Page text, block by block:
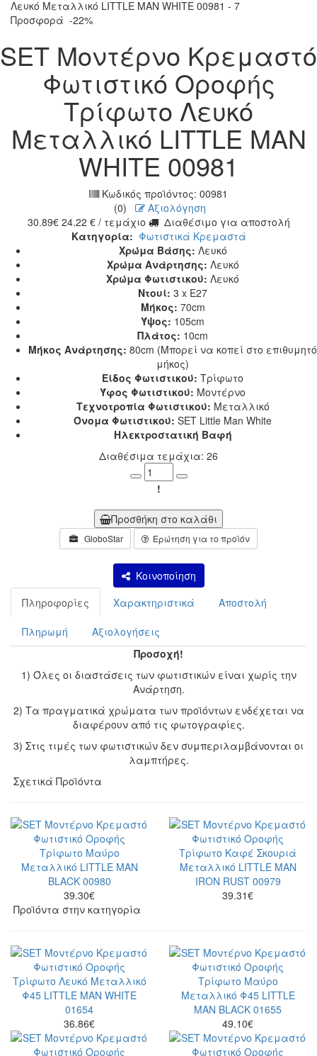
Προσφορά -22%
SET Μοντέρνο Κρεμαστό
Φωτιστικό Οροφής
Τρίφωτο Λευκό
Μεταλλικό LITTLE MAN
WHITE 00981
Κωδικός προϊόντος: 00981
(0)
Αξιολόγηση
30.89€ 24.22 € / τεμάχιο
Διαθέσιμο για αποστολή
Κατηγορία: Φωτιστικά Κρεμαστά
Χρώμα Βάσης: Λευκό
Χρώμα Ανάρτησης: Λευκό
Χρώμα Φωτιστικού: Λευκό
Ντουί: 3 x E27
Μήκος: 70cm
Ύψος: 105cm
Πλάτος: 10cm
Μήκος Ανάρτησης: 80cm (Μπορεί να κοπεί στο επιθυμητό
μήκος)
Είδος Φωτιστικού: Τρίφωτο
Ύφος Φωτιστικού: Μοντέρνο
Τεχνοτροπία Φωτιστικού: Μεταλλικό
Όνομα Φωτιστικού: SET Little Man White
Ηλεκτροστατική Βαφή
Διαθέσιμα τεμάχια: 26
Minus
Plus
!
Προσθήκη στο καλάθι
GloboStar Ερώτηση για το προϊόν
Κοινοποίηση
Πληροφορίες
Χαρακτηριστικά Αποστολή
Πληρωμή
Αξιολογήσεις
Προσοχή!
1) Όλες οι διαστάσεις των φωτιστικών είναι χωρίς την
Ανάρτηση.
2) Τα πραγματικά χρώματα των προϊόντων ενδέχεται να
διαφέρουν από τις φωτογραφίες.
3) Στις τιμές των φωτιστικών δεν συμπεριλαμβάνονται οι
λαμπτήρες.
Σχετικά Προϊόντα
39.30€ 39.31€
Προϊόντα στην κατηγορία
36.86€ 49.10€